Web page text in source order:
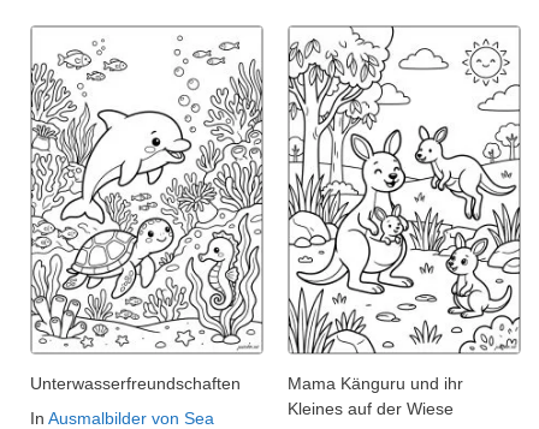
Unterwasserfreundschaften
In Ausmalbilder von Sea
Mama Känguru und ihr
Kleines auf der Wiese